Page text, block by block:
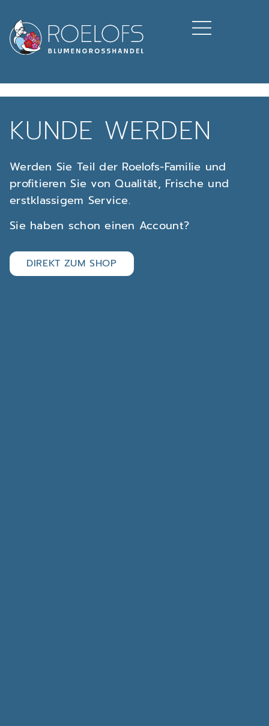
KUNDE WERDEN
Werden Sie Teil der Roelofs-Familie und
profitieren Sie von Qualität, Frische und
erstklassigem Service.
Sie haben schon einen Account?
DIREKT ZUM SHOP